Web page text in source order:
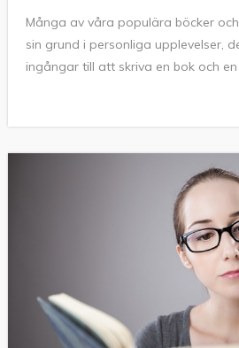
Många av våra populära böcker
sin grund i personliga upplevelser,
ingångar till att skriva en bok och en